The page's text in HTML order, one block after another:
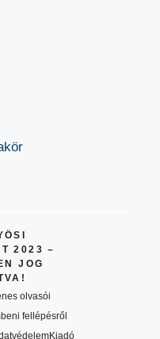
2023 –
JOG
olvasói
fellépésről
Kiadó